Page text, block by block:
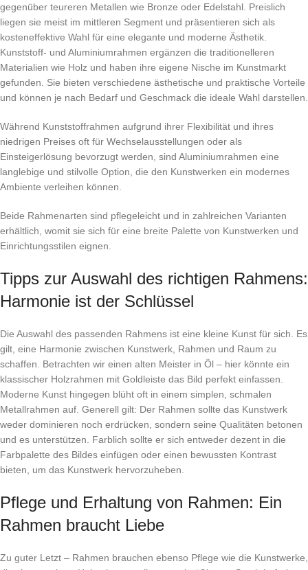
gegenüber teureren Metallen wie Bronze oder Edelstahl. Preislich
liegen sie meist im mittleren Segment und präsentieren sich als
kosteneffektive Wahl für eine elegante und moderne Ästhetik.
Kunststoff- und Aluminiumrahmen ergänzen die traditionelleren
Materialien wie Holz und haben ihre eigene Nische im Kunstmarkt
gefunden. Sie bieten verschiedene ästhetische und praktische Vorteile
und können je nach Bedarf und Geschmack die ideale Wahl darstellen.
Während Kunststoffrahmen aufgrund ihrer Flexibilität und ihres
niedrigen Preises oft für Wechselausstellungen oder als
Einsteigerlösung bevorzugt werden, sind Aluminiumrahmen eine
langlebige und stilvolle Option, die den Kunstwerken ein modernes
Ambiente verleihen können.
Beide Rahmenarten sind pflegeleicht und in zahlreichen Varianten
erhältlich, womit sie sich für eine breite Palette von Kunstwerken und
Einrichtungsstilen eignen.
Tipps zur Auswahl des richtigen Rahmens:
Harmonie ist der Schlüssel
Die Auswahl des passenden Rahmens ist eine kleine Kunst für sich. Es
gilt, eine Harmonie zwischen Kunstwerk, Rahmen und Raum zu
schaffen. Betrachten wir einen alten Meister in Öl – hier könnte ein
klassischer Holzrahmen mit Goldleiste das Bild perfekt einfassen.
Moderne Kunst hingegen blüht oft in einem simplen, schmalen
Metallrahmen auf. Generell gilt: Der Rahmen sollte das Kunstwerk
weder dominieren noch erdrücken, sondern seine Qualitäten betonen
und es unterstützen. Farblich sollte er sich entweder dezent in die
Farbpalette des Bildes einfügen oder einen bewussten Kontrast
bieten, um das Kunstwerk hervorzuheben.
Pflege und Erhaltung von Rahmen: Ein
Rahmen braucht Liebe
Zu guter Letzt – Rahmen brauchen ebenso Pflege wie die Kunstwerke,